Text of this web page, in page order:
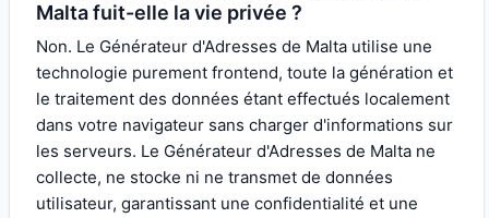
Malta fuit-elle la vie privée ?
Non. Le Générateur d'Adresses de Malta utilise une
technologie purement frontend, toute la génération et
le traitement des données étant effectués localement
dans votre navigateur sans charger d'informations sur
les serveurs. Le Générateur d'Adresses de Malta ne
collecte, ne stocke ni ne transmet de données
utilisateur, garantissant une confidentialité et une